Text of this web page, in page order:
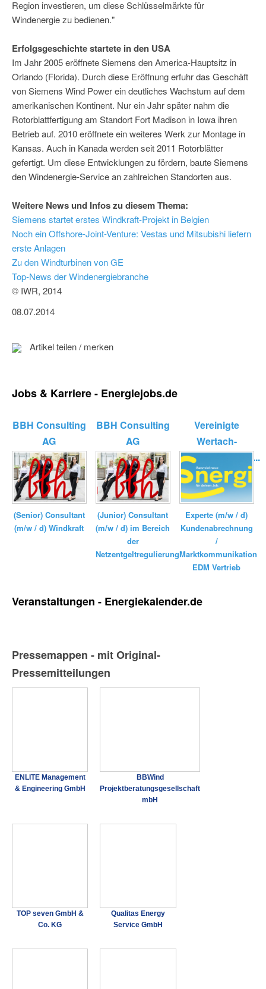
Region investieren, um diese Schlüsselmärkte für
Windenergie zu bedienen."
Erfolgsgeschichte startete in den USA
Im Jahr 2005 eröffnete Siemens den America-Hauptsitz in
Orlando (Florida). Durch diese Eröffnung erfuhr das Geschäft
von Siemens Wind Power ein deutliches Wachstum auf dem
amerikanischen Kontinent. Nur ein Jahr später nahm die
Rotorblattfertigung am Standort Fort Madison in Iowa ihren
Betrieb auf. 2010 eröffnete ein weiteres Werk zur Montage in
Kansas. Auch in Kanada werden seit 2011 Rotorblätter
gefertigt. Um diese Entwicklungen zu fördern, baute Siemens
den Windenergie-Service an zahlreichen Standorten aus.
Weitere News und Infos zu diesem Thema:
Siemens startet erstes Windkraft-Projekt in Belgien
Noch ein Offshore-Joint-Venture: Vestas und Mitsubishi liefern
erste Anlagen
Zu den Windturbinen von GE
Top-News der Windenergiebranche
© IWR, 2014
08.07.2014
Artikel teilen / merken
Jobs & Karriere - Energiejobs.de
BBH Consulting
AG
(Senior) Consultant
(m/w / d) Windkraft
BBH Consulting
AG
(Junior) Consultant
(m/w / d) im Bereich
der
Netzentgeltregulierung
Vereinigte
Wertach-
Elektrizitätswerk...
Experte (m/w / d)
Kundenabrechnung
/
Marktkommunikation
EDM Vertrieb
Veranstaltungen - Energiekalender.de
Pressemappen - mit Original-
Pressemitteilungen
ENLITE Management
& Engineering GmbH
BBWind
Projektberatungsgesellschaft
mbH
TOP seven GmbH &
Co. KG
Qualitas Energy
Service GmbH